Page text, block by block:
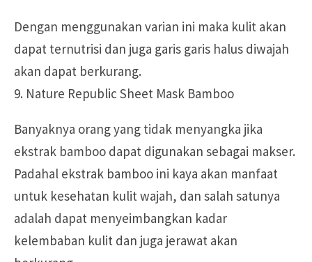
Dengan menggunakan varian ini maka kulit akan
dapat ternutrisi dan juga garis garis halus diwajah
akan dapat berkurang.
9. Nature Republic Sheet Mask Bamboo
Banyaknya orang yang tidak menyangka jika
ekstrak bamboo dapat digunakan sebagai makser.
Padahal ekstrak bamboo ini kaya akan manfaat
untuk kesehatan kulit wajah, dan salah satunya
adalah dapat menyeimbangkan kadar
kelembaban kulit dan juga jerawat akan